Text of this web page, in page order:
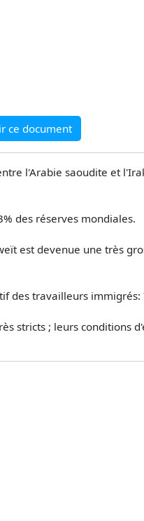
ce document
l'Arabie saoudite et
des réserves mondiales.
est devenue une très
des travailleurs
stricts ; leurs conditions